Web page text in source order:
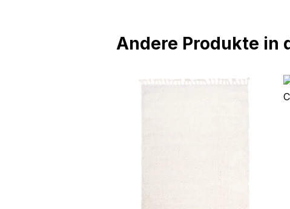
Andere Produkte in